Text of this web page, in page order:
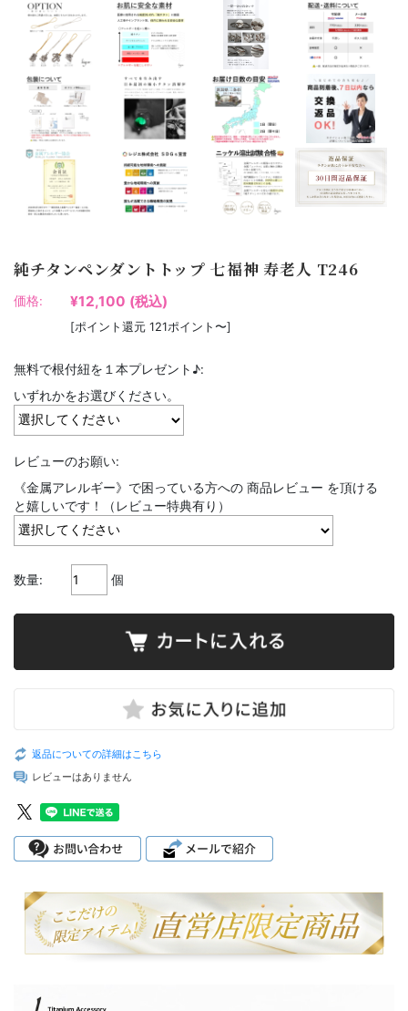
純チタンペンダントトップ 七福神 寿老人 T246
価格: ¥12,100 (税込)
[ポイント還元 121ポイント〜]
無料で根付紐を１本プレゼント♪:
いずれかをお選びください。
レビューのお願い:
《金属アレルギー》で困っている方への 商品レビュー を頂ける
と嬉しいです！（レビュー特典有り）
数量: 個
返品についての詳細はこちら
レビューはありません